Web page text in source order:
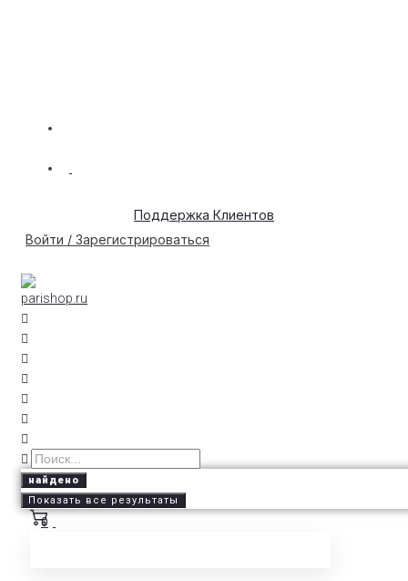
Поддержка Клиентов
Войти / Зарегистрироваться
найдено
Показать все результаты
0